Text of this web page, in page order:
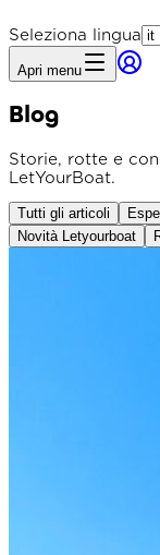
Seleziona lingua
Apri menu
Blog
Storie, rotte e
LetYourBoat.
Tutti gli articoli
Novità Letyourboat